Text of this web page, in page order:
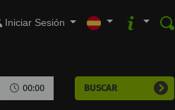
Iniciar Sesión
00:00
BUSCAR